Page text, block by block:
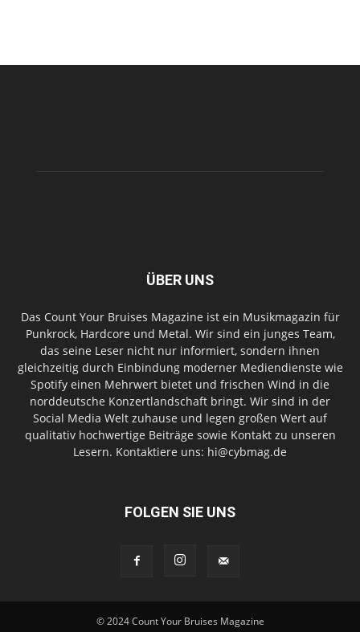
ÜBER UNS
Das Count Your Bruises Magazine ist ein Musikmagazin für
Punkrock, Hardcore und Metal. Wir sind ein junges Team,
das seine Leser nicht nur informiert, sondern ihnen
gleichzeitig durch Einbindung moderner Mediendienste wie
Spotify einen Mehrwert bietet und frischen Wind in die
norddeutsche Konzertlandschaft bringt. Wir sind in der
Social Media Welt zuhause und legen großen Wert auf
qualitativ hochwertige Beiträge sowie Kontakt zu unseren
Lesern. Kontaktiere uns: hi@cybmag.de
FOLGEN SIE UNS
© 2024 Count Your Bruises Magazine